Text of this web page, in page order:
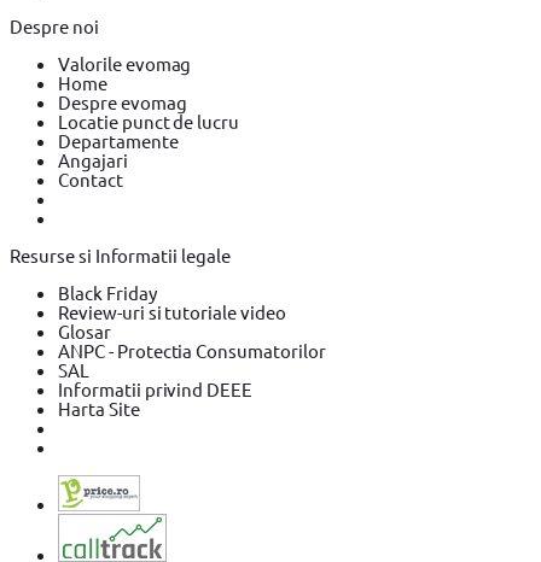
Despre noi
Valorile evomag
Home
Despre evomag
Locatie punct de lucru
Departamente
Angajari
Contact
Resurse si Informatii legale
Black Friday
Review-uri si tutoriale video
Glosar
ANPC - Protectia Consumatorilor
SAL
Informatii privind DEEE
Harta Site